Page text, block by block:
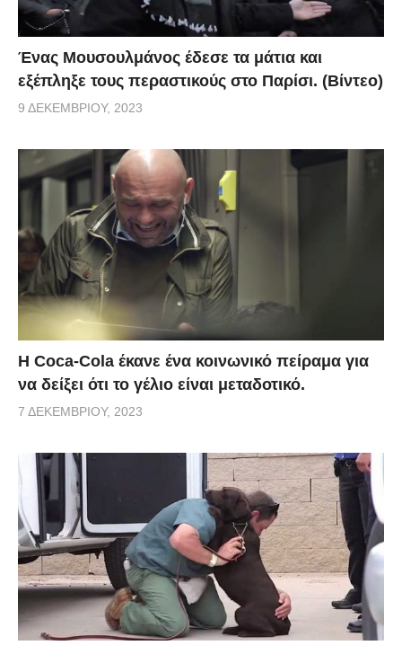
Ένας Μουσουλμάνος έδεσε τα μάτια και
εξέπληξε τους περαστικούς στο Παρίσι. (Βίντεο)
9 ΔΕΚΕΜΒΡΊΟΥ, 2023
Η Coca-Cola έκανε ένα κοινωνικό πείραμα για
να δείξει ότι το γέλιο είναι μεταδοτικό.
7 ΔΕΚΕΜΒΡΊΟΥ, 2023